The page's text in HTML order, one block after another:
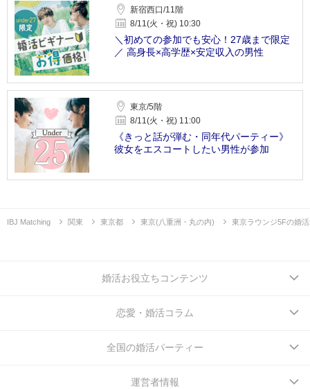
新宿西口/11階
8/11(火・祝) 10:30
＼初めての参加でも安心！27歳まで限定
／ 高身長×高学歴×安定収入の男性
東京/5階
8/11(火・祝) 11:00
《きっと話が弾む・同年代パーティー》
彼女をエスコートしたい男性が参加
IBJ Matching 関東 東京都 東京(八重洲・丸の内) 東京ラウンジ5Fの婚
婚活お役立ちコンテンツ
恋愛・婚活コラム
全国の婚活パーティー
運営者情報